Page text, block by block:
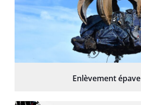
Enlèvement épave